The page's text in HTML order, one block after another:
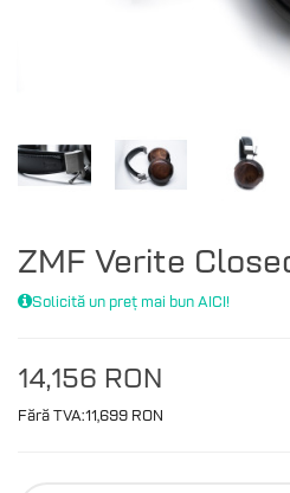
ZMF Verite
Solicită un preț mai bun AICI!
14,156 RON
Fără TVA:11,699 RON